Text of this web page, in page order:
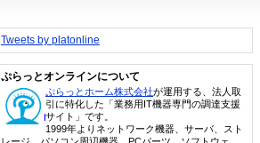
Tweets by platonline
ぷらっとオンラインについて
ぷらっとホーム株式会社が運用する、法人取
引に特化した「業務用IT機器専門の調達支援
サイト」です。
1999年よりネットワーク機器、サーバ、スト